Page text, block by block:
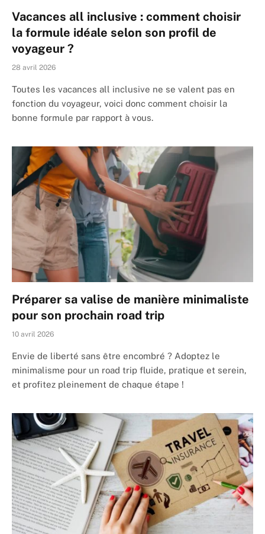
Vacances all inclusive : comment choisir
la formule idéale selon son profil de
voyageur ?
28 avril 2026
Toutes les vacances all inclusive ne se valent pas en
fonction du voyageur, voici donc comment choisir la
bonne formule par rapport à vous.
Préparer sa valise de manière minimaliste
pour son prochain road trip
10 avril 2026
Envie de liberté sans être encombré ? Adoptez le
minimalisme pour un road trip fluide, pratique et serein,
et profitez pleinement de chaque étape !